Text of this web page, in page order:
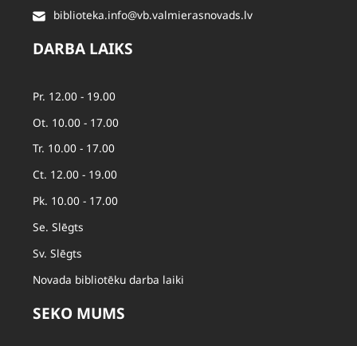
biblioteka.info@vb.valmierasnovads.lv
DARBA LAIKS
Pr. 12.00 - 19.00
Ot. 10.00 - 17.00
Tr. 10.00 - 17.00
Ct. 12.00 - 19.00
Pk. 10.00 - 17.00
Se. Slēgts
Sv. Slēgts
Novada bibliotēku darba laiki
SEKO MUMS